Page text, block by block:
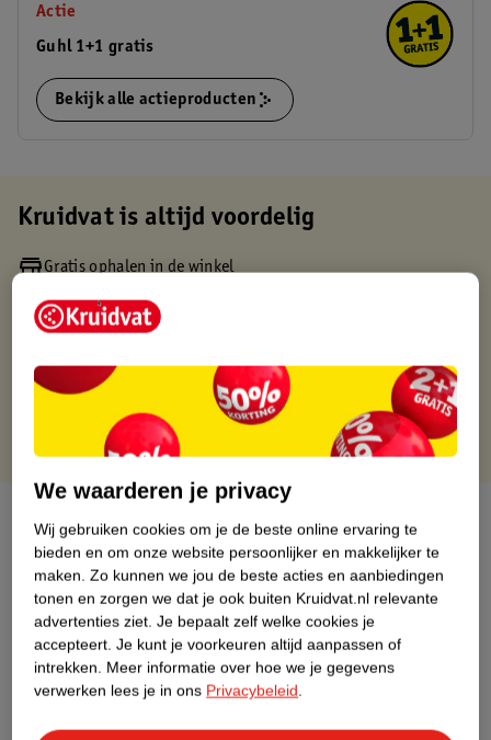
Actie
Guhl 1+1 gratis
Bekijk alle actieproducten
Kruidvat is altijd voordelig
Gratis ophalen in de winkel
Gratis thuisbezorgd vanaf 50.00
Gratis punten met je Kruidvat kaart
Over dit product
Productinformatie
Etiketinformatie
Nature Impact Score
Dit product heeft (nog) geen Nature
We waarderen je privacy
Wij gebruiken cookies om je de beste online ervaring te
bieden en om onze website persoonlijker en makkelijker te
maken. Zo kunnen we jou de beste acties en aanbiedingen
tonen en zorgen we dat je ook buiten Kruidvat.nl relevante
advertenties ziet. Je bepaalt zelf welke cookies je
accepteert. Je kunt je voorkeuren altijd aanpassen of
intrekken. Meer informatie over hoe we je gegevens
verwerken lees je in ons Privacybeleid.